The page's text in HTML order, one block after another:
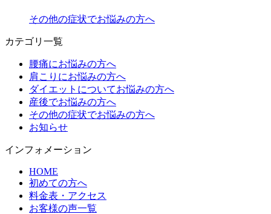
その他の症状でお悩みの方へ
カテゴリ一覧
腰痛にお悩みの方へ
肩こりにお悩みの方へ
ダイエットについてお悩みの方へ
産後でお悩みの方へ
その他の症状でお悩みの方へ
お知らせ
インフォメーション
HOME
初めての方へ
料金表・アクセス
お客様の声一覧